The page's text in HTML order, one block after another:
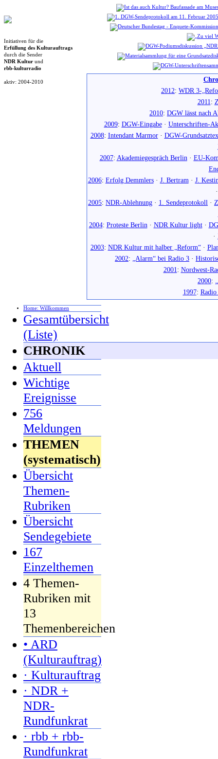
Initiativen für die
Erfüllung des Kulturauftrags
durch die Sender
NDR Kultur und
rbb-kulturradio
aktiv: 2004-2010
2012: WDR 3-
2011:
2010: DGW lässt nach
2009: DGW-Eingabe· Unterschriften-
2008: Intendant Marmor· DGW-
2007: Akademiegespräch Berlin · EU-
2006: Erfolg Demmlers· J. Bertram · J.
2005: NDR-Ablehnung · 1. Sendeprotokoll ·
2004: Proteste Berlin · NDR Kultur light·
·
2003: NDR Kultur mit halber „Reform“·
2002: „Alarm“ bei Radio 3 ·
2001: Nordwest-
2000:
1997:
Home: Willkommen
Gesamtübersicht
(Liste)
CHRONIK
Aktuell
Wichtige
Ereignisse
756
Meldungen
THEMEN
(systematisch)
Übersicht
Themen-
Rubriken
Übersicht
Sendegebiete
167
Einzelthemen
4 Themen-
Rubriken mit
13
Themenbereichen
• ARD
(Kulturauftrag)
· Kulturauftrag
· NDR +
NDR-
Rundfunkrat
· rbb + rbb-
Rundfunkrat